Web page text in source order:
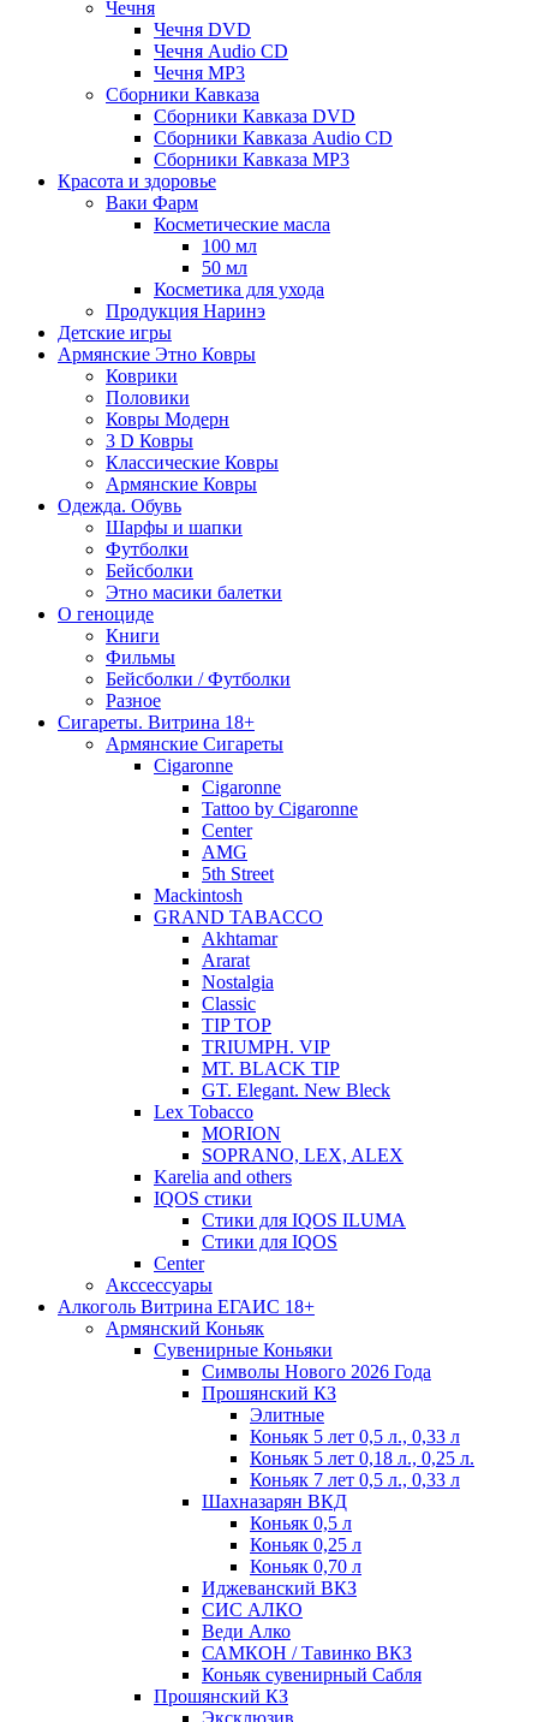
Чечня
Чечня DVD
Чечня Audio CD
Чечня MP3
Сборники Кавказа
Сборники Кавказа DVD
Сборники Кавказа Audio CD
Сборники Кавказа MP3
Красота и здоровье
Ваки Фарм
Косметические масла
100 мл
50 мл
Косметика для ухода
Продукция Наринэ
Детские игры
Армянские Этно Ковры
Коврики
Половики
Ковры Модерн
3 D Ковры
Классические Ковры
Армянские Ковры
Одежда. Обувь
Шарфы и шапки
Футболки
Бейсболки
Этно масики балетки
О геноциде
Книги
Фильмы
Бейсболки / Футболки
Разное
Сигареты. Витрина 18+
Армянские Сигареты
Cigaronne
Cigaronne
Tattoo by Cigaronne
Center
AMG
5th Street
Mackintosh
GRAND TABACCO
Akhtamar
Ararat
Nostalgia
Classic
TIP TOP
TRIUMPH. VIP
MT. BLACK TIP
GT. Elegant. New Bleck
Lex Tobacco
MORION
SOPRANO, LEX, ALEX
Karelia and others
IQOS стики
Стики для IQOS ILUMA
Стики для IQOS
Сenter
Акссессуары
Алкоголь Витрина ЕГАИС 18+
Армянский Коньяк
Сувенирные Коньяки
Символы Нового 2026 Года
Прошянский КЗ
Элитные
Коньяк 5 лет 0,5 л., 0,33 л
Коньяк 5 лет 0,18 л., 0,25 л.
Коньяк 7 лет 0,5 л., 0,33 л
Шахназарян ВКД
Коньяк 0,5 л
Коньяк 0,25 л
Коньяк 0,70 л
Иджеванский ВКЗ
СИС АЛКО
Веди Алко
САМКОН / Тавинко ВКЗ
Коньяк сувенирный Сабля
Прошянский КЗ
Эксклюзив